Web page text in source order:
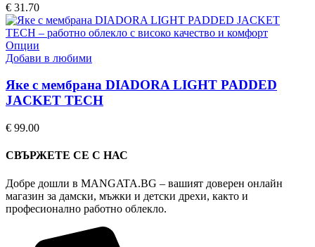
options
may
be
chosen
on
product
page
€ 31.70
Опции
product
multiple
variants.
The
may
chosen
the
product
page
Добави в любими
Яке с мембрана DIADORA LIGHT PADDED
JACKET TECH
€ 99.00
СВЪРЖЕТЕ СЕ С НАС
Добре дошли в MANGATA.BG – вашият доверен онлайн
магазин за дамски, мъжки и детски дрехи, както и
професионално работно облекло.